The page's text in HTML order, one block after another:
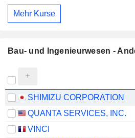
Mehr Kurse
Bau- und Ingenieurwesen -
SHIMIZU CORPORATION
QUANTA SERVICES, INC.
VINCI